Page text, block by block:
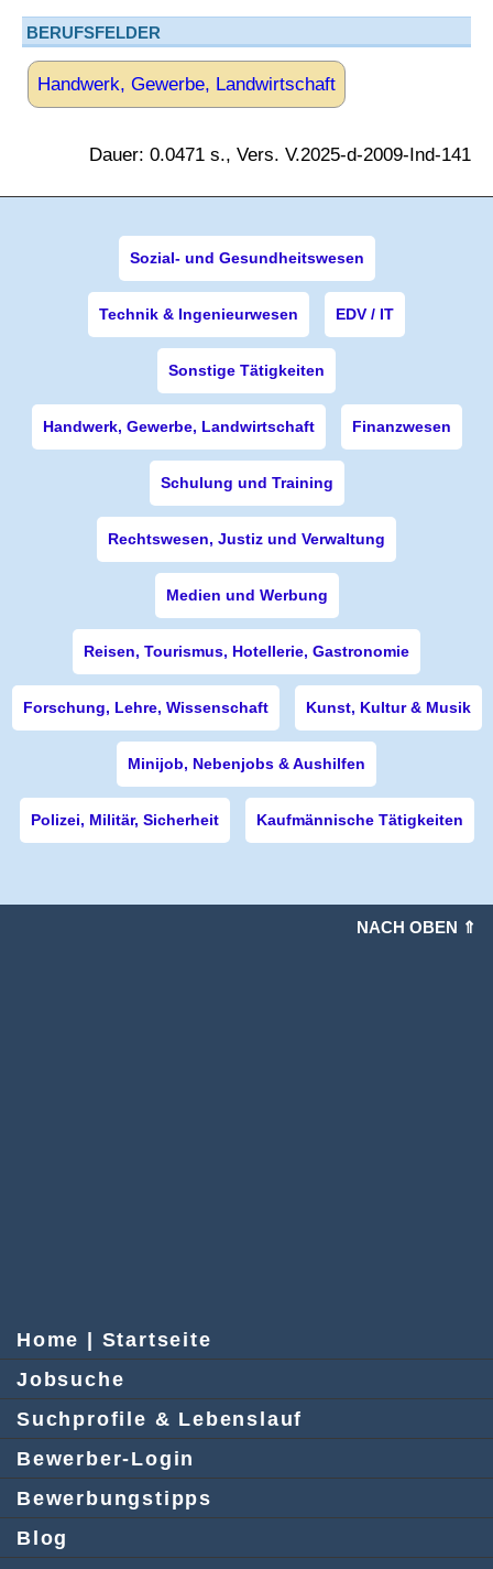
BERUFSFELDER
Handwerk, Gewerbe, Landwirtschaft
Dauer: 0.0471 s., Vers. V.2025-d-2009-Ind-141
Sozial- und Gesundheitswesen
Technik & Ingenieurwesen EDV / IT
Sonstige Tätigkeiten
Handwerk, Gewerbe, Landwirtschaft Finanzwesen
Schulung und Training
Rechtswesen, Justiz und Verwaltung
Medien und Werbung
Reisen, Tourismus, Hotellerie, Gastronomie
Forschung, Lehre, Wissenschaft Kunst, Kultur & Musik
Minijob, Nebenjobs & Aushilfen
Polizei, Militär, Sicherheit Kaufmännische Tätigkeiten
NACH OBEN ⇑
Home | Startseite
Jobsuche
Suchprofile & Lebenslauf
Bewerber-Login
Bewerbungstipps
Blog